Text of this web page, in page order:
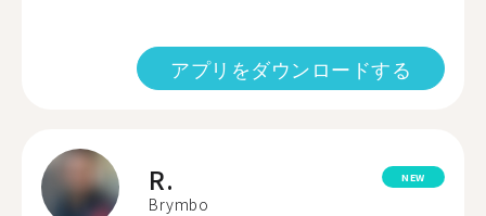
アプリをダウンロードする
R.
Brymbo
NEW